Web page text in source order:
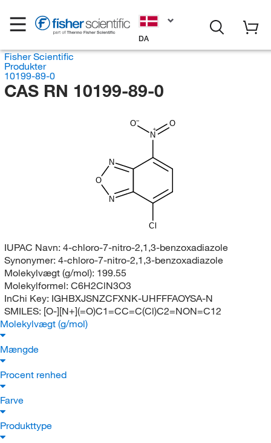
DA
Fisher Scientific
Produkter
10199-89-0
CAS RN 10199-89-0
O
N
O
Cl
N
O
N
IUPAC Navn: 4-chloro-7-nitro-2,1,3-benzoxadiazole
Synonymer: 4-chloro-7-nitro-2,1,3-benzoxadiazole
Molekylvægt (g/mol): 199.55
Molekylformel: C6H2ClN3O3
InChi Key: IGHBXJSNZCFXNK-UHFFFAOYSA-N
SMILES: [O-][N+](=O)C1=CC=C(Cl)C2=NON=C12
Molekylvægt (g/mol)
Mængde
Procent renhed
Farve
Produkttype